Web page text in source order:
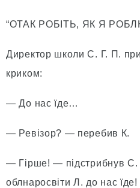
“ОТАК РОБІТЬ, ЯК Я
Директор школи С. Г. П.
криком:
— До нас їде…
— Ревізор? — перебив К.
— Гірше! — підстрибнув С.
облнаросвіти Л. до нас